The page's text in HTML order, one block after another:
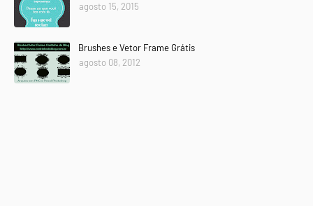
agosto 15, 2015
Brushes e Vetor Frame Grátis
agosto 08, 2012